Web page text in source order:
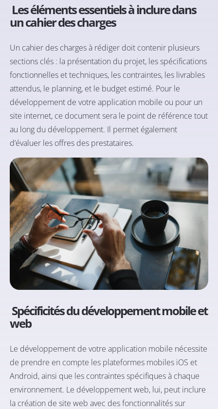
Les éléments essentiels à inclure dans
un cahier des charges
Un cahier des charges à rédiger doit contenir plusieurs
sections clés : la présentation du projet, les spécifications
fonctionnelles et techniques, les contraintes, les livrables
attendus, le planning, et le budget estimé. Pour le
développement de votre application mobile ou pour un
site internet, ce document sera le point de référence tout
au long du développement. Il permet également
d’évaluer les offres des prestataires.
Spécificités du développement mobile et
web
Le développement de votre application mobile nécessite
de prendre en compte les plateformes mobiles iOS et
Android, ainsi que les contraintes spécifiques à chaque
environnement. Le développement web, lui, peut inclure
la création de site web avec des fonctionnalités sur